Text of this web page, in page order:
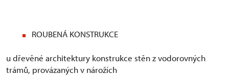
ROUBENÁ KONSTRUKCE
u dřevěné architektury konstrukce stěn z vodorovných
trámů, provázaných v nárožích